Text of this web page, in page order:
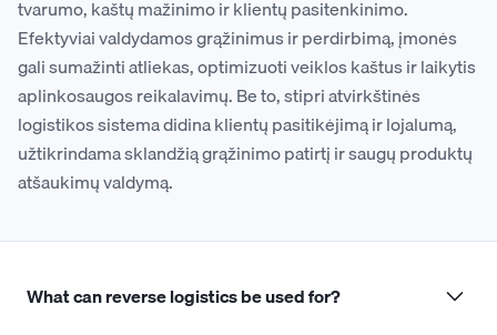
tvarumo, kaštų mažinimo ir klientų pasitenkinimo.
Efektyviai valdydamos grąžinimus ir perdirbimą, įmonės
gali sumažinti atliekas, optimizuoti veiklos kaštus ir laikytis
aplinkosaugos reikalavimų. Be to, stipri atvirkštinės
logistikos sistema didina klientų pasitikėjimą ir lojalumą,
užtikrindama sklandžią grąžinimo patirtį ir saugų produktų
atšaukimų valdymą.
What can reverse logistics be used for?